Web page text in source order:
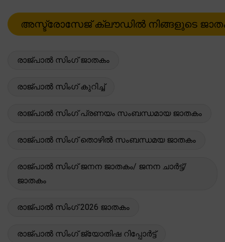
രാജ്പാൽ സിംഗ് ജാതകം
രാജ്പാൽ സിംഗ് കുറിച്ച്
രാജ്പാൽ സിംഗ് പ്രണയം സംബന്ധമായ ജാതകം
രാജ്പാൽ സിംഗ് തൊഴിൽ സംബന്ധമയ ജാതകം
രാജ്പാൽ സിംഗ് ജനന ജാതകം/ ജനന ചാർട്ട്/
ജാതകം
രാജ്പാൽ സിംഗ് 2026 ജാതകം
രാജ്പാൽ സിംഗ് ജ്യോതിഷ റിപ്പോർട്ട്